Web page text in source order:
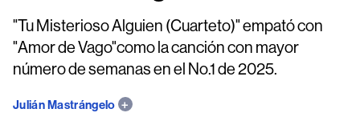
"Tu Misterioso Alguien (Cuarteto)" empató con
"Amor de Vago"como la canción con mayor
número de semanas en el No.1 de 2025.
Julián Mastrángelo